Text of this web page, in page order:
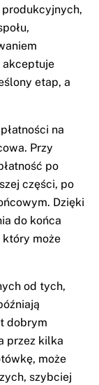
akceptuje
etap, a
na
Przy
po
części, po
Dzięki
do końca
który może
od tych,
dobrym
przez kilka
może
szybciej